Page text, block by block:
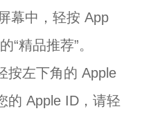
幕中，轻按 App
“精品推荐”。
按左下角的 Apple
的 Apple ID，请轻